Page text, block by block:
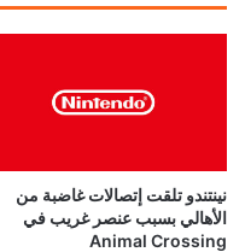
نينتندو تلقت إتصالات غاضبة من
الأهالي بسبب عنصر غريب في
Animal Crossing